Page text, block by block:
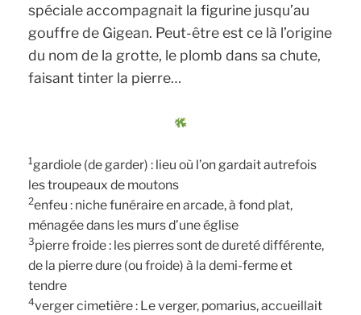
spéciale accompagnait la figurine jusqu’au
gouffre de Gigean. Peut-être est ce là l’origine
du nom de la grotte, le plomb dans sa chute,
faisant tinter la pierre…
1 gardiole (de garder) : lieu où l’on gardait autrefois
les troupeaux de moutons
2enfeu : niche funéraire en arcade, à fond plat,
ménagée dans les murs d’une église
3pierre froide : les pierres sont de dureté différente,
de la pierre dure (ou froide) à la demi-ferme et
tendre
4verger cimetière : Le verger, pomarius, accueillait